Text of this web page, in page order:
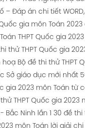
– Đáp án chi tiết WORD,
gia môn Toán
THPT Quốc gia
thử THPT Quốc gia
hoạ Bộ đề thi thử THPT
Sở giáo dục mới nhất
gia 2023 môn Toán từ
THPT Quốc gia 2023
Bắc Ninh lần 1 30 đề thi
môn Toán lời giải